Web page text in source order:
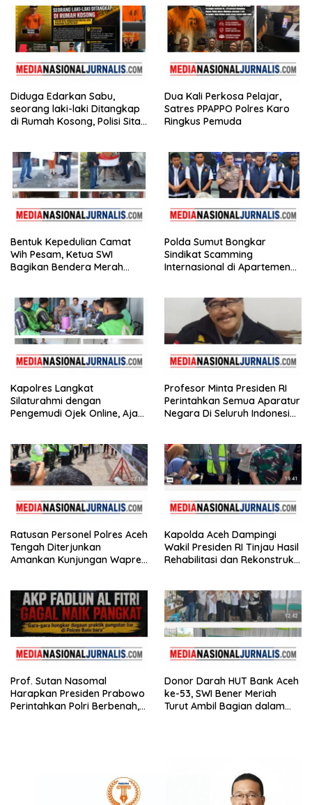
Diduga Edarkan Sabu,
seorang laki-laki Ditangkap
di Rumah Kosong, Polisi Sita
Dua Kali Perkosa Pelajar,
Satres PPAPPO Polres Karo
Ringkus Pemuda
Bentuk Kepedulian Camat
Wih Pesam, Ketua SWI
Bagikan Bendera Merah
Polda Sumut Bongkar
Sindikat Scamming
Internasional di Apartemen
Kapolres Langkat
Silaturahmi dengan
Pengemudi Ojek Online, Ajak
Profesor Minta Presiden RI
Perintahkan Semua Aparatur
Negara Di Seluruh Indonesia
Ratusan Personel Polres Aceh
Tengah Diterjunkan
Amankan Kunjungan Wapres
Kapolda Aceh Dampingi
Wakil Presiden RI Tinjau Hasil
Rehabilitasi dan Rekonstruksi
Prof. Sutan Nasomal
Harapkan Presiden Prabowo
Perintahkan Polri Berbenah,
Donor Darah HUT Bank Aceh
ke-53, SWI Bener Meriah
Turut Ambil Bagian dalam